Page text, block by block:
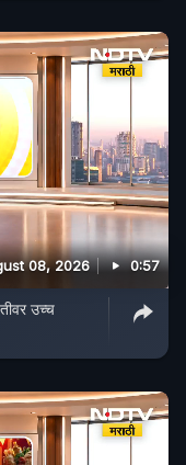
08, 2026 0:57
उच्च